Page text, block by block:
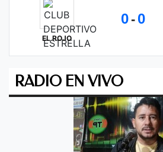
EL ROJO
0- 0
RADIO EN VIVO